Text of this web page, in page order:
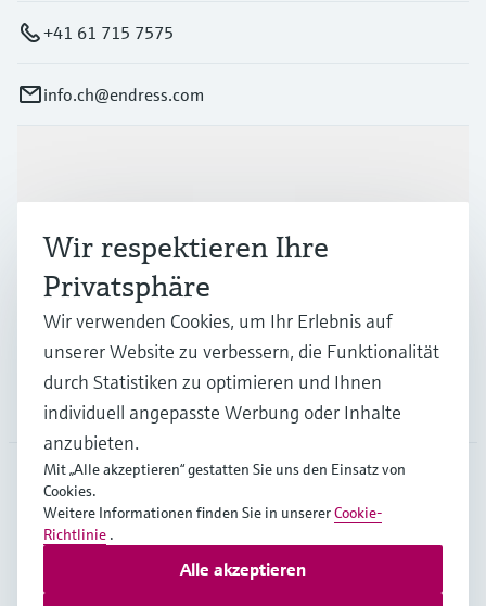
+41 61 715 7575
info.ch@endress.com
Branchen
Support
Unternehmen
CHE•Deutsch
Copyright © Endress+Hauser Group Services AG
Wir respektieren Ihre
Privatsphäre
Wir verwenden Cookies, um Ihr Erlebnis auf
unserer Website zu verbessern, die Funktionalität
durch Statistiken zu optimieren und Ihnen
individuell angepasste Werbung oder Inhalte
anzubieten.
Mit „Alle akzeptieren“ gestatten Sie uns den Einsatz von
Cookies.
Weitere Informationen finden Sie in unsererCookie-
Richtlinie .
Alle akzeptieren